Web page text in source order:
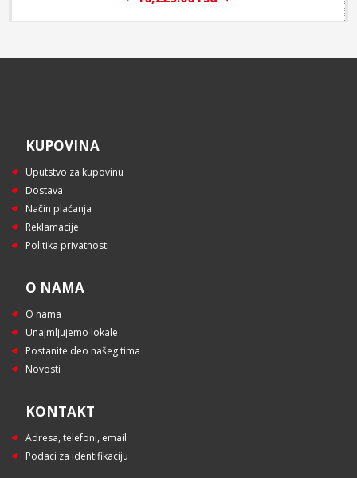
KUPOVINA
Uputstvo za kupovinu
Dostava
Način plaćanja
Reklamacije
Politika privatnosti
O NAMA
O nama
Unajmljujemo lokale
Postanite deo našeg tima
Novosti
KONTAKT
Adresa, telefoni, email
Podaci za identifikaciju